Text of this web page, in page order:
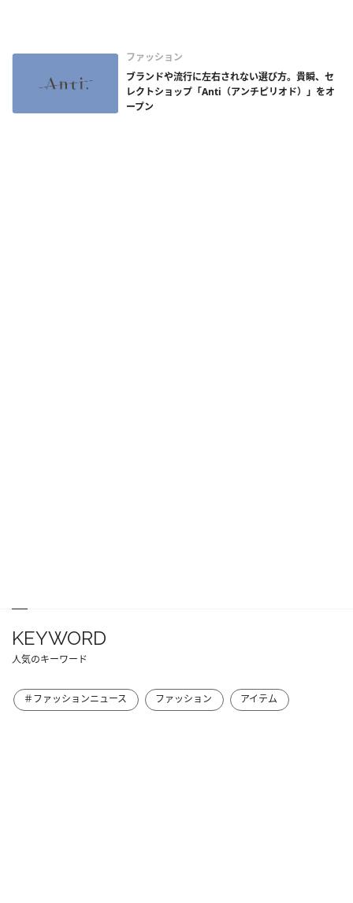
ファッション
ブランドや流行に左右されない選び方。貴瞬、セ
レクトショップ「Anti（アンチピリオド）」をオ
ープン
KEYWORD
人気のキーワード
＃ファッションニュース ファッション アイテム